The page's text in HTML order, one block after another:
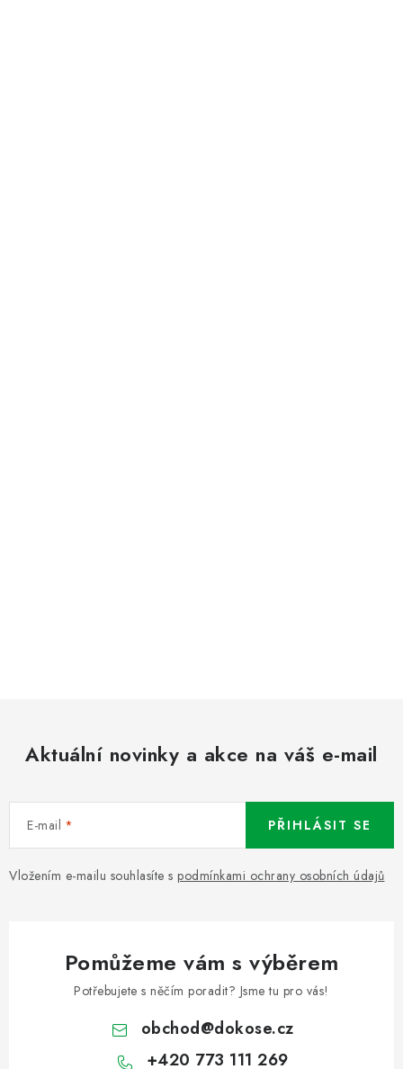
Aktuální novinky a akce na váš e-mail
E-mail
Vložením e-mailu souhlasíte s podmínkami ochrany osobních údajů
PŘIHLÁSIT SE
Pomůžeme vám s výběrem
Potřebujete s něčím poradit? Jsme tu pro vás!
obchod@dokose.cz
+420 773 111 269